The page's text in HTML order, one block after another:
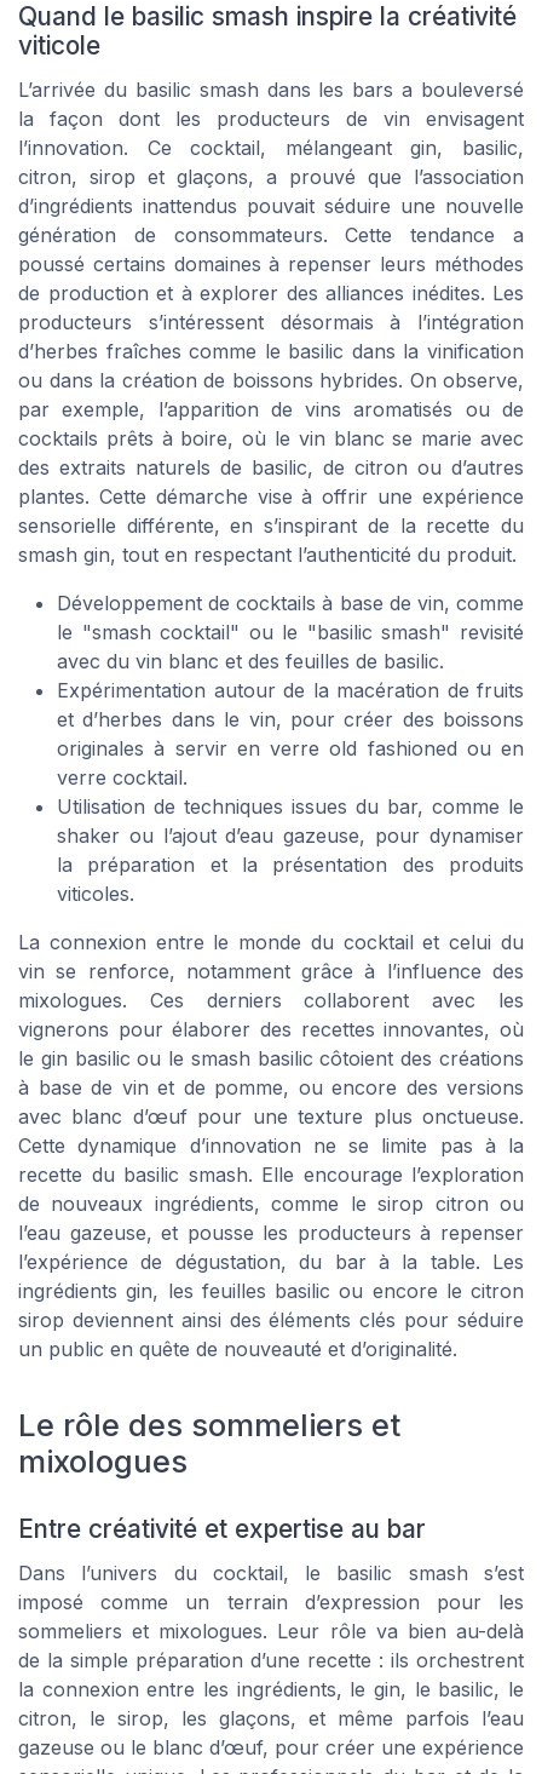
Quand le basilic smash inspire la créativité
viticole
L’arrivée du basilic smash dans les bars a bouleversé
la façon dont les producteurs de vin envisagent
l’innovation. Ce cocktail, mélangeant gin, basilic,
citron, sirop et glaçons, a prouvé que l’association
d’ingrédients inattendus pouvait séduire une nouvelle
génération de consommateurs. Cette tendance a
poussé certains domaines à repenser leurs méthodes
de production et à explorer des alliances inédites. Les
producteurs s’intéressent désormais à l’intégration
d’herbes fraîches comme le basilic dans la vinification
ou dans la création de boissons hybrides. On observe,
par exemple, l’apparition de vins aromatisés ou de
cocktails prêts à boire, où le vin blanc se marie avec
des extraits naturels de basilic, de citron ou d’autres
plantes. Cette démarche vise à offrir une expérience
sensorielle différente, en s’inspirant de la recette du
smash gin, tout en respectant l’authenticité du produit.
Développement de cocktails à base de vin, comme
le "smash cocktail" ou le "basilic smash" revisité
avec du vin blanc et des feuilles de basilic.
Expérimentation autour de la macération de fruits
et d’herbes dans le vin, pour créer des boissons
originales à servir en verre old fashioned ou en
verre cocktail.
Utilisation de techniques issues du bar, comme le
shaker ou l’ajout d’eau gazeuse, pour dynamiser
la préparation et la présentation des produits
viticoles.
La connexion entre le monde du cocktail et celui du
vin se renforce, notamment grâce à l’influence des
mixologues. Ces derniers collaborent avec les
vignerons pour élaborer des recettes innovantes, où
le gin basilic ou le smash basilic côtoient des créations
à base de vin et de pomme, ou encore des versions
avec blanc d’œuf pour une texture plus onctueuse.
Cette dynamique d’innovation ne se limite pas à la
recette du basilic smash. Elle encourage l’exploration
de nouveaux ingrédients, comme le sirop citron ou
l’eau gazeuse, et pousse les producteurs à repenser
l’expérience de dégustation, du bar à la table. Les
ingrédients gin, les feuilles basilic ou encore le citron
sirop deviennent ainsi des éléments clés pour séduire
un public en quête de nouveauté et d’originalité.
Le rôle des sommeliers et
mixologues
Entre créativité et expertise au bar
Dans l’univers du cocktail, le basilic smash s’est
imposé comme un terrain d’expression pour les
sommeliers et mixologues. Leur rôle va bien au-delà
de la simple préparation d’une recette : ils orchestrent
la connexion entre les ingrédients, le gin, le basilic, le
citron, le sirop, les glaçons, et même parfois l’eau
gazeuse ou le blanc d’œuf, pour créer une expérience